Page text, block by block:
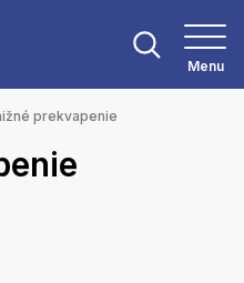
Menu
prekvapenie